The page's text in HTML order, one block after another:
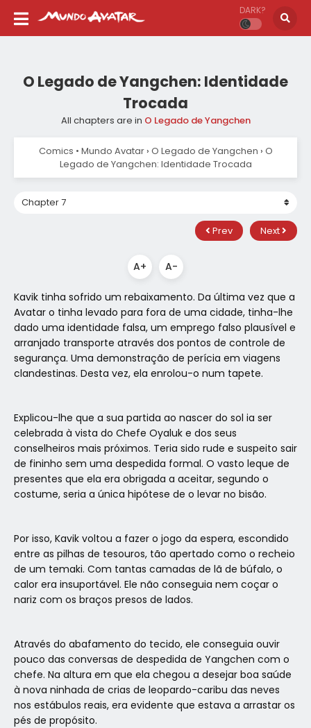
DARK?
O Legado de Yangchen: Identidade
Trocada
All chapters are in O Legado de Yangchen
Comics • Mundo Avatar › O Legado de Yangchen › O
Legado de Yangchen: Identidade Trocada
Prev Next
A+ A-
Kavik tinha sofrido um rebaixamento. Da última vez que a
Avatar o tinha levado para fora de uma cidade, tinha-lhe
dado uma identidade falsa, um emprego falso plausível e
arranjado transporte através dos pontos de controle de
segurança. Uma demonstração de perícia em viagens
clandestinas. Desta vez, ela enrolou-o num tapete.
Explicou-lhe que a sua partida ao nascer do sol ia ser
celebrada à vista do Chefe Oyaluk e dos seus
conselheiros mais próximos. Teria sido rude e suspeito sair
de fininho sem uma despedida formal. O vasto leque de
presentes que ela era obrigada a aceitar, segundo o
costume, seria a única hipótese de o levar no bisão.
Por isso, Kavik voltou a fazer o jogo da espera, escondido
entre as pilhas de tesouros, tão apertado como o recheio
de um temaki. Com tantas camadas de lã de búfalo, o
calor era insuportável. Ele não conseguia nem coçar o
nariz com os braços presos de lados.
Através do abafamento do tecido, ele conseguia ouvir
pouco das conversas de despedida de Yangchen com o
chefe. Na altura em que ela chegou a desejar boa saúde
à nova ninhada de crias de leopardo-caribu das neves
nos estábulos reais, era evidente que estava a arrastar os
pés de propósito.